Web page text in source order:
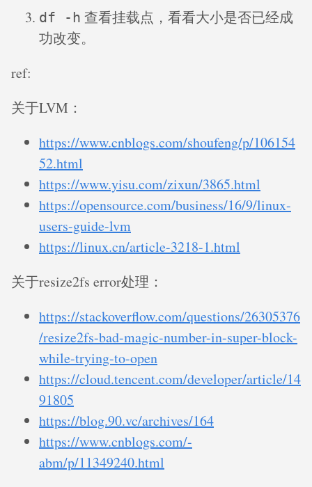
df -h 查看挂载点，看看大小是否已经成
功改变。
ref:
关于LVM：
https://www.cnblogs.com/shoufeng/p/106154
52.html
https://www.yisu.com/zixun/3865.html
https://opensource.com/business/16/9/linux-
users-guide-lvm
https://linux.cn/article-3218-1.html
关于resize2fs error处理：
https://stackoverflow.com/questions/26305376
/resize2fs-bad-magic-number-in-super-block-
while-trying-to-open
https://cloud.tencent.com/developer/article/14
91805
https://blog.90.vc/archives/164
https://www.cnblogs.com/-
abm/p/11349240.html